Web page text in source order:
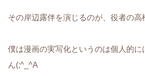
その岸辺露伴を演じるのが、役者の高
僕は漫画の実写化というのは個人的に
ん(;^_^A